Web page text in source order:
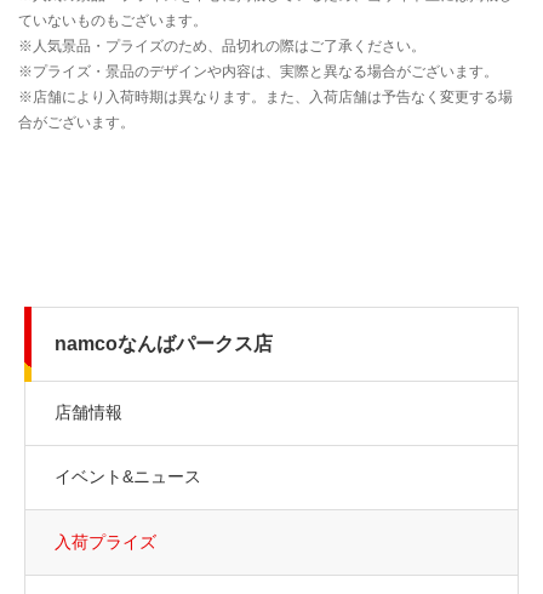
namcoなんばパークス店
店舗情報
イベント&ニュース
入荷プライズ